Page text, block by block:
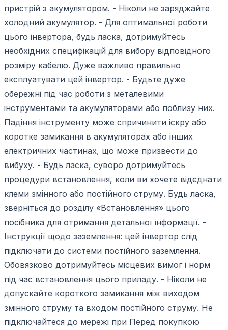
пристрій з акумулятором. - Ніколи не заряджайте
холодний акумулятор. - Для оптимальної роботи
цього інвертора, будь ласка, дотримуйтесь
необхідних специфікацій для вибору відповідного
розміру кабелю. Дуже важливо правильно
експлуатувати цей інвертор. - Будьте дуже
обережні під час роботи з металевими
інструментами та акумуляторами або поблизу них.
Падіння інструменту може спричинити іскру або
коротке замикання в акумуляторах або інших
електричних частинах, що може призвести до
вибуху. - Будь ласка, суворо дотримуйтесь
процедури встановлення, коли ви хочете відєднати
клеми змінного або постійного струму. Будь ласка,
зверніться до розділу «Встановлення» цього
посібника для отримання детальної інформації. -
Інструкції щодо заземлення: цей інвертор слід
підключати до системи постійного заземлення.
Обовязково дотримуйтесь місцевих вимог і норм
під час встановлення цього приладу. - Ніколи не
допускайте короткого замикання між виходом
змінного струму та входом постійного струму. Не
підключайтеся до мережі при Перед покупкою